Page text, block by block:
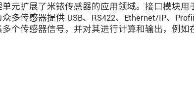
元扩展了米铱传感器的应用领域。接口模块
多传感器提供 USB、RS422、Ethernet/IP、
个传感器信号，并对其进行计算和输出，例如